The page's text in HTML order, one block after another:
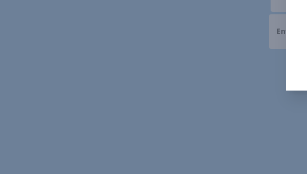
Enviar